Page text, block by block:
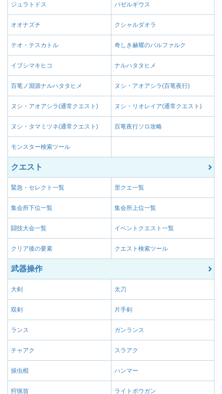
ジュラトドス バゼルギウス
オオナズチ クシャルダオラ
テオ・テスカトル 奇しき赫耀のバルファルク
イブシマキヒコ ナルハタタヒメ
百竜ノ淵源ナルハタタヒメ ヌシ・アオアシラ(百竜夜行)
ヌシ・アオアシラ(通常クエスト) ヌシ・リオレイア(通常クエスト)
ヌシ・タマミツネ(通常クエスト) 百竜夜行ソロ攻略
モンスター検索ツール
クエスト
緊急・セレクト一覧 里クエ一覧
集会所下位一覧 集会所上位一覧
闘技大会一覧 イベントクエスト一覧
クリア後の要素 クエスト検索ツール
武器操作
大剣 太刀
双剣 片手剣
ランス ガンランス
チャアク スラアク
操虫棍 ハンマー
狩猟笛 ライトボウガン